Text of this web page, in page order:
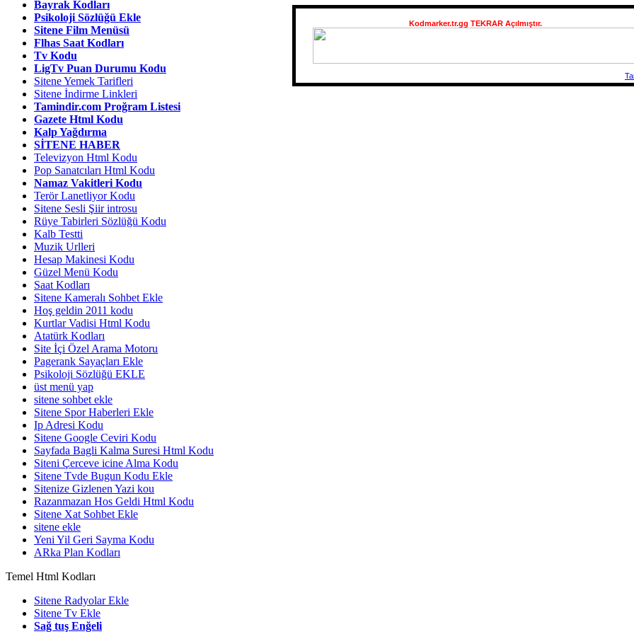
Bayrak Kodları
Psikoloji Sözlüğü Ekle
Sitene Film Menüsü
Flhas Saat Kodları
Tv Kodu
LigTv Puan Durumu Kodu
Sitene Yemek Tarifleri
Sitene İndirme Linkleri
Tamindir.com Proğram Listesi
Gazete Html Kodu
Kalp Yağdırma
SİTENE HABER
Televizyon Html Kodu
Pop Sanatcıları Html Kodu
Namaz Vakitleri Kodu
Terör Lanetliyor Kodu
Sitene Sesli Şiir introsu
Rüye Tabirleri Sözlüğü Kodu
Kalb Testti
Muzik Urlleri
Hesap Makinesi Kodu
Güzel Menü Kodu
Saat Kodları
Sitene Kameralı Sohbet Ekle
Hoş geldin 2011 kodu
Kurtlar Vadisi Html Kodu
Atatürk Kodları
Site İçi Özel Arama Motoru
Pagerank Sayaçları Ekle
Psikoloji Sözlüğü EKLE
üst menü yap
sitene sohbet ekle
Sitene Spor Haberleri Ekle
Ip Adresi Kodu
Sitene Google Ceviri Kodu
Sayfada Bagli Kalma Suresi Html Kodu
Siteni Çerceve icine Alma Kodu
Sitene Tvde Bugun Kodu Ekle
Sitenize Gizlenen Yazi kou
Razanmazan Hos Geldi Html Kodu
Sitene Xat Sohbet Ekle
sitene ekle
Yeni Yil Geri Sayma Kodu
ARka Plan Kodları
Temel Html Kodları
Sitene Radyolar Ekle
Sitene Tv Ekle
Sağ tuş Enğeli
Kodmarker.tr.gg TEKRAR Açılmıştır.